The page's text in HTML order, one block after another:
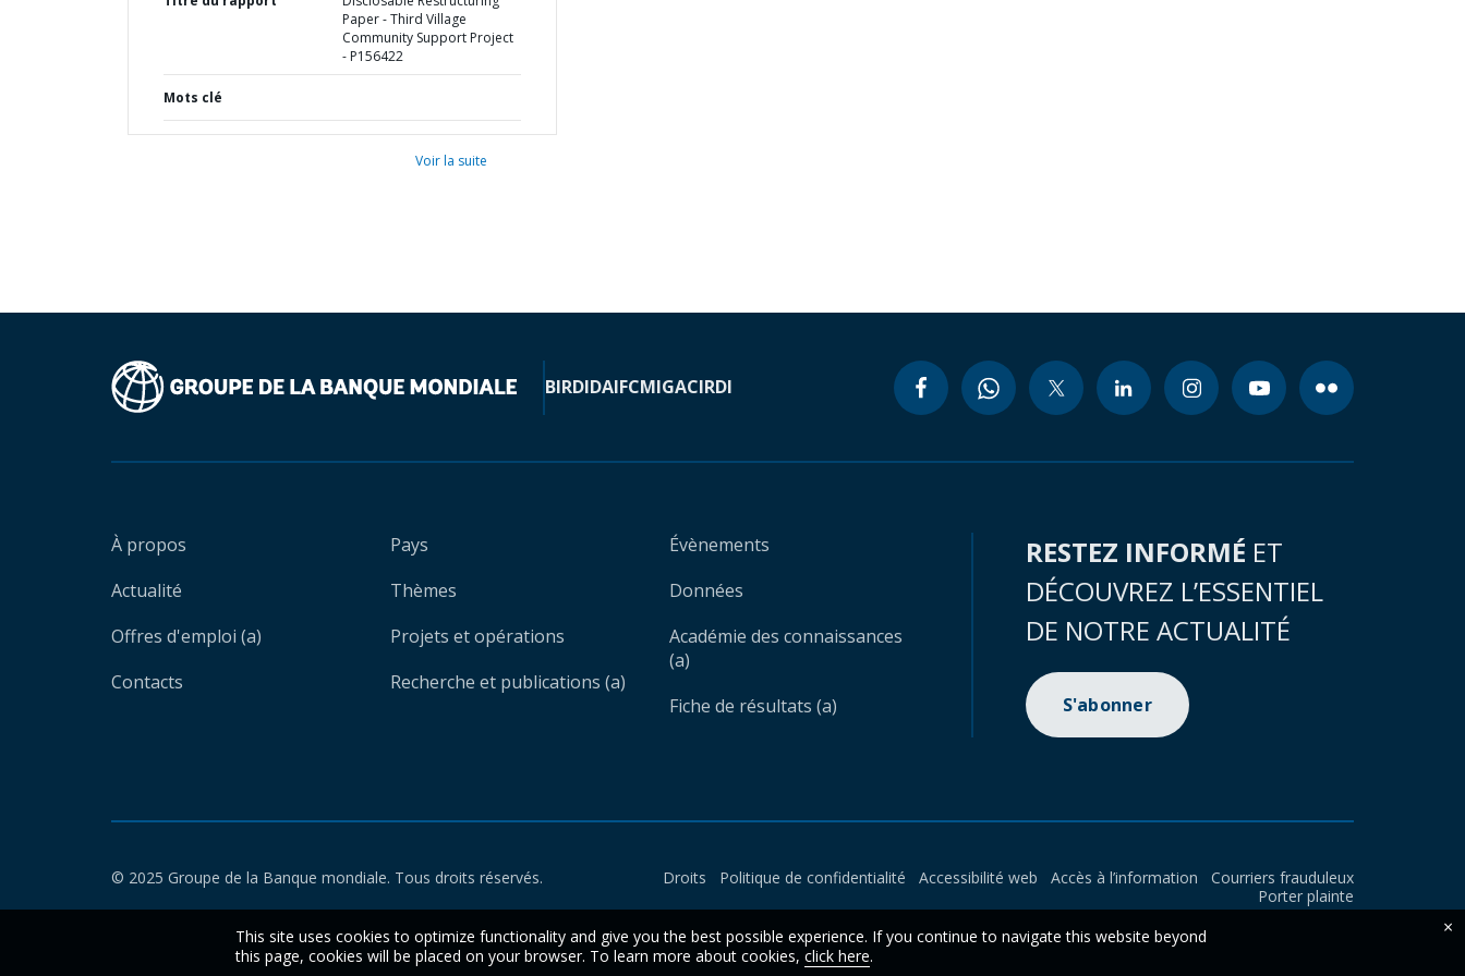
Paper - Third Village
Community Support Project
- P156422
Mots clé
Voir la suite
BIRDIDAIFCMIGACIRDI
À propos
Actualité
Offres d'emploi (a)
Contacts
Pays
Thèmes
Projets et opérations
Recherche et publications (a)
Évènements
Données
Académie des connaissances
(a)
Fiche de résultats (a)
RESTEZ INFORMÉ ET
DÉCOUVREZ L’ESSENTIEL
DE NOTRE ACTUALITÉ
S'abonner
© 2025 Groupe de la Banque mondiale. Tous droits réservés. Droits Politique de confidentialité Accessibilité web Accès à l’information
Courriers frauduleux
Porter plainte
This site uses cookies to optimize functionality and give you the best possible experience. If you continue to navigate this website beyond
this page, cookies will be placed on your browser. To learn more about cookies, click here.
×